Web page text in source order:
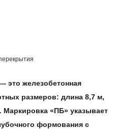
это железобетонная
размеров: длина 8,7 м,
. Маркировка «ПБ» указывает
формования с